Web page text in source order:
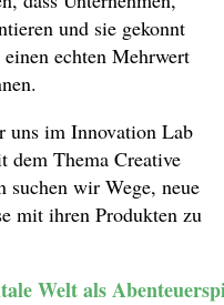
und sie gekonnt
echten Mehrwert
uns im Innovation Lab
dem Thema Creative
suchen wir Wege, neue
mit ihren Produkten zu
Welt als